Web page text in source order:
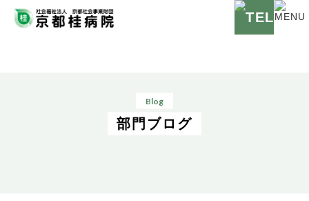
Blog
部門ブログ